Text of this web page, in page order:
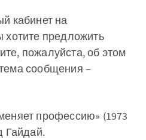
кабинет на
хотите предложить
пожалуйста, об этом
сообщения –
профессию» (1973
Гайдай.